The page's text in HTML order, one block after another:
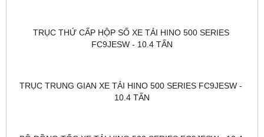
TRỤC THỨ CẤP HỘP SỐ XE TẢI HINO 500 SERIES
FC9JESW - 10.4 TẤN
TRỤC TRUNG GIAN XE TẢI HINO 500 SERIES FC9JESW -
10.4 TẤN